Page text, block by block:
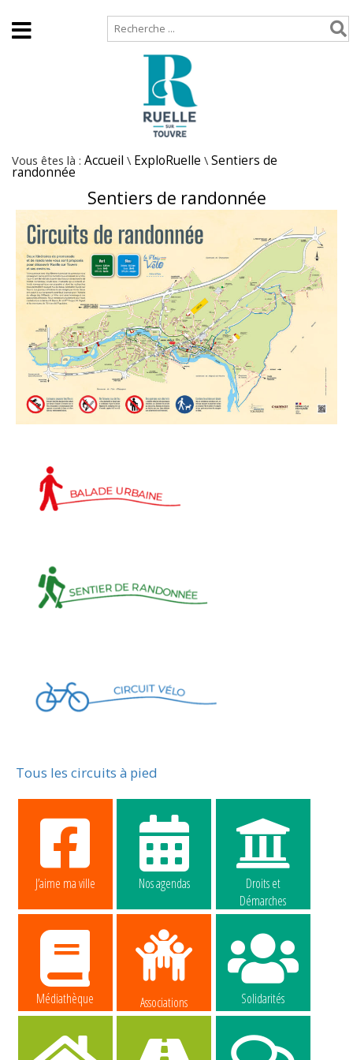
Vous êtes là : Accueil \ ExploRuelle \ Sentiers de
randonnée
Sentiers de randonnée
Tous les circuits à pied
J’aime ma ville Nos agendas
Droits et
Démarches
Médiathèque Associations Solidarités